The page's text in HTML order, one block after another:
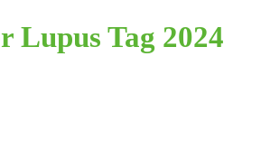
Lupus Tag 2024